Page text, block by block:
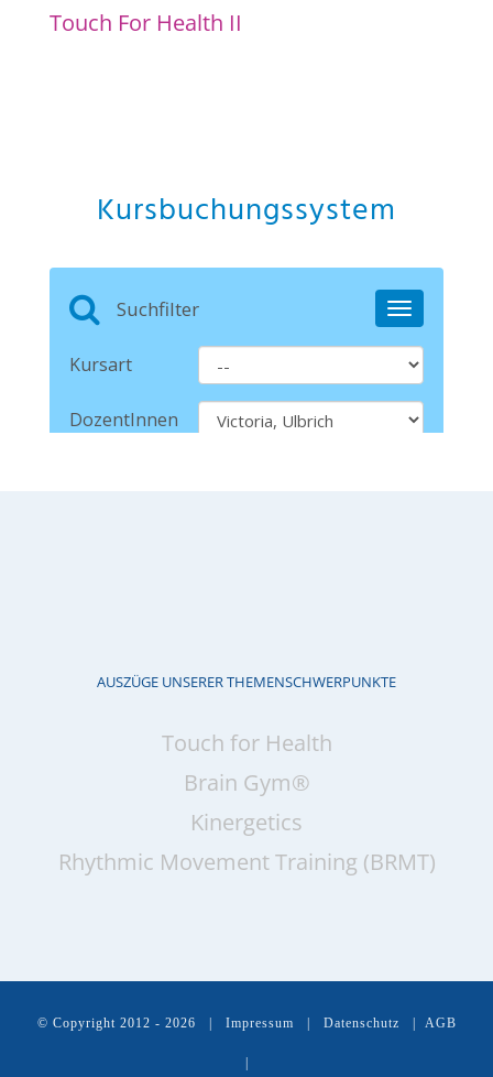
Touch For Health II
Kursbuchungssystem
AUSZÜGE UNSERER THEMENSCHWERPUNKTE
Touch for Health
Brain Gym®
Kinergetics
Rhythmic Movement Training (BRMT)
© Copyright 2012 - 2026 | Impressum | Datenschutz | AGB
|